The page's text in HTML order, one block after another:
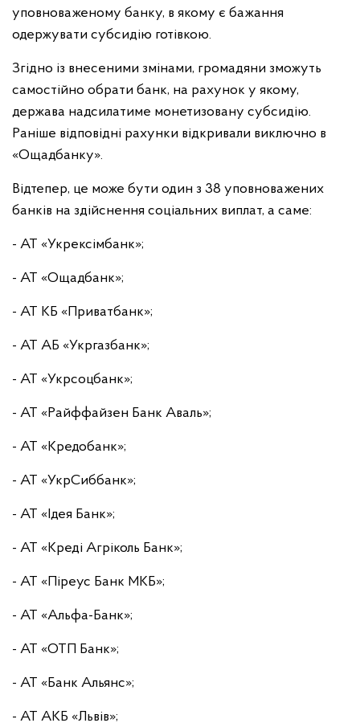
уповноваженому банку, в якому є бажання
одержувати субсидію готівкою.
Згідно із внесеними змінами, громадяни зможуть
самостійно обрати банк, на рахунок у якому,
держава надсилатиме монетизовану субсидію.
Раніше відповідні рахунки відкривали виключно в
«Ощадбанку».
Відтепер, це може бути один з 38 уповноважених
банків на здійснення соціальних виплат, а саме:
- АТ «Укрексімбанк»;
- АТ «Ощадбанк»;
- АТ КБ «Приватбанк»;
- АТ АБ «Укргазбанк»;
- АТ «Укрсоцбанк»;
- АТ «Райффайзен Банк Аваль»;
- АТ «Кредобанк»;
- АТ «УкрСиббанк»;
- АТ «Ідея Банк»;
- АТ «Креді Агріколь Банк»;
- АТ «Піреус Банк МКБ»;
- АТ «Альфа-Банк»;
- АТ «ОТП Банк»;
- АТ «Банк Альянс»;
- АТ АКБ «Львів»;